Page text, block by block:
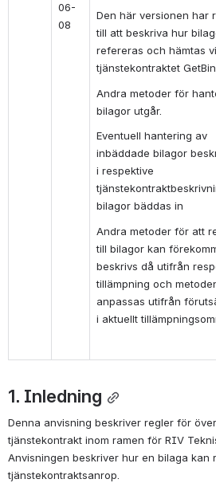
06-
08
Den här versionen har
till att beskriva hur
refereras och hämtas
tjänstekontraktet
Andra metoder för
bilagor utgår.
Eventuell hantering av
inbäddade bilagor
i respektive
bilagor bäddas in
Andra metoder för att
till bilagor kan
beskrivs då utifrån
tillämpning och
anpassas utifrån
i aktuellt
1. Inledning
Denna anvisning beskriver regler för
tjänstekontrakt inom ramen för RIV
Anvisningen beskriver hur en bilaga kan
tjänstekontraktsanrop.